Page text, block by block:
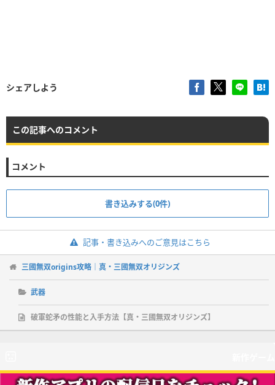
シェアしよう
この記事へのコメント
コメント
書き込みする(0件)
記事・書き込みへのご意見はこちら
三國無双origins攻略｜真・三國無双オリジンズ
武器
破軍蛇矛の性能と入手方法【真・三國無双オリジンズ】